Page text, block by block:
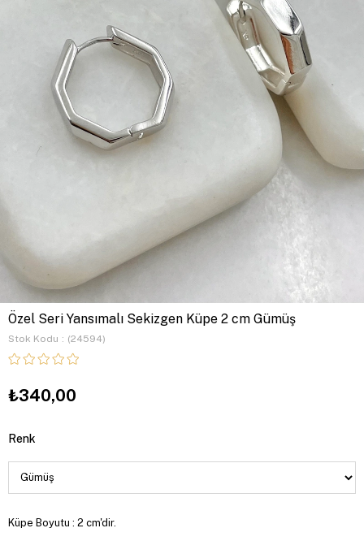
Özel Seri Yansımalı Sekizgen Küpe 2 cm Gümüş
Stok Kodu (24594)
₺340,00
Renk
Küpe Boyutu : 2 cm'dir.